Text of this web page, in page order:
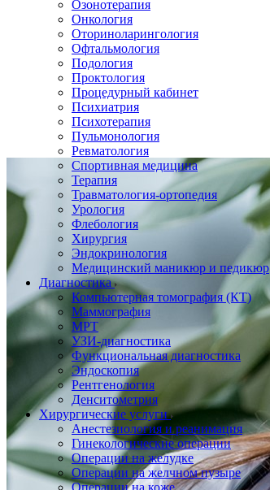
Озонотерапия
Онкология
Оториноларингология
Офтальмология
Подология
Проктология
Процедурный кабинет
Психиатрия
Психотерапия
Пульмонология
Ревматология
Спортивная медицина
Терапия
Травматология-ортопедия
Урология
Флебология
Хирургия
Эндокринология
Медицинский маникюр и педикюр
Диагностика
Компьютерная томография (КТ)
Маммография
МРТ
УЗИ-диагностика
Функциональная диагностика
Эндоскопия
Рентгенология
Денситометрия
Хирургические услуги
Анестезиология и реанимация
Гинекологические операции
Операции на желудке
Операции на желчном пузыре
Операции на коже